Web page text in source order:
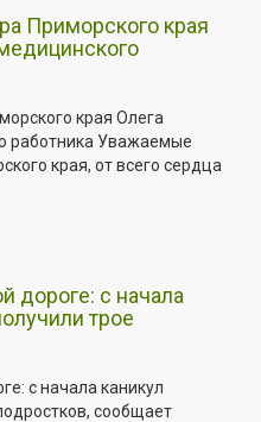
Приморского края
края Олега
работника Уважаемые
края, от всего сердца
дороге: с начала
трое
с начала каникул
сообщает